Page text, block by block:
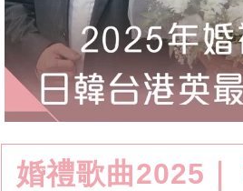
婚禮歌曲2025